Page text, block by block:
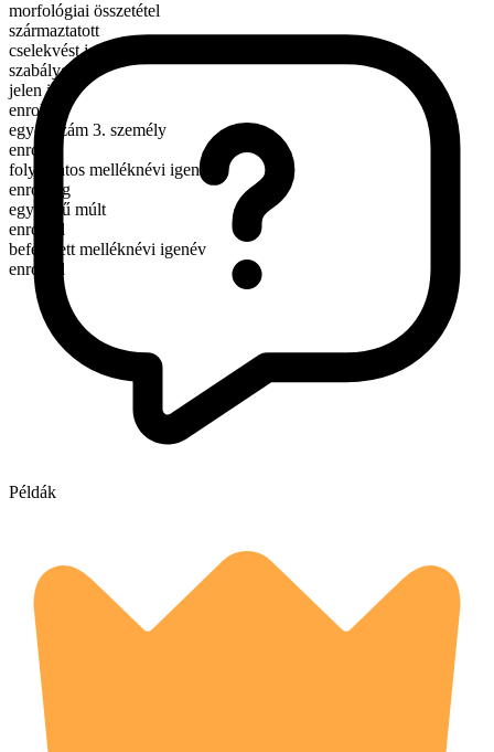
morfológiai összetétel
származtatott
cselekvést jelentő ige
szabályos
jelen idő
enroll
egyes szám 3. személy
enrolls
folyamatos melléknévi igenév
enrolling
egyszerű múlt
enrolled
befejezett melléknévi igenév
enrolled
Példák